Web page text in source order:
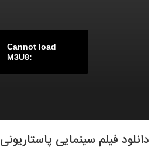
Cannot load
M3U8:
دانلود فیلم سینمایی پاستاریونی